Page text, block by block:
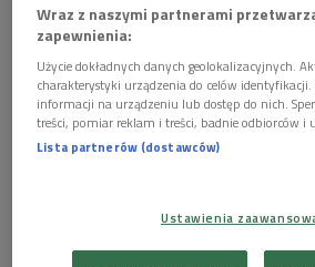
Apokalipsa i to, co może stać się po niej, od
filmów, książek, gier komputerowych czy
Ty'Onah Gallman/flickr/cc by 2.0
ludożercze zombie. Lidia Rudzińska
widzi w obawie zarówno przed
Wraz z naszymi partnerami
zapewnienia:
Użycie dokładnych danych geolokalizacyjnych.
charakterystyki urządzenia do celów
informacji na urządzeniu lub dostęp do nich.
treści, pomiar reklam i treści, badnie odbiorców i
Lista partnerów (dostawców)
Ustawienia